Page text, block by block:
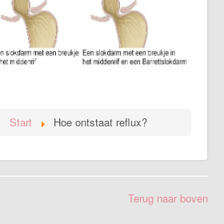
Start Hoe ontstaat reflux?
Terug naar boven